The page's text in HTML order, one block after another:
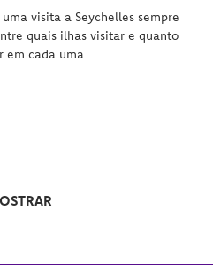
visita a Seychelles sempre
quais ilhas visitar e quanto
em cada uma